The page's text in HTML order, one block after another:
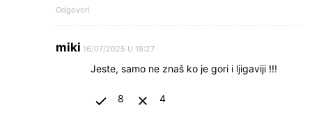
Odgovori
miki 16/07/2025 U 18:27
Jeste, samo ne znaš ko je gori i ljigaviji !!!
8 4